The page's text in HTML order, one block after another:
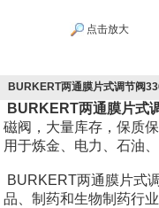
点击放大
BURKERT两通膜片式调节阀
BURKERT两通膜片式
磁阀，大量库存，保质
用于炼金、电力、石油
BURKERT两通膜片式
品、制药和生物制药行